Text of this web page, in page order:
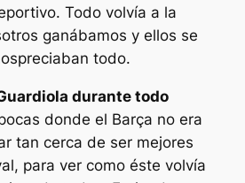
Todo volvía a la
ganábamos y ellos se
todo.
durante todo
donde el Barça no era
tan cerca de ser mejores
para ver como éste volvía